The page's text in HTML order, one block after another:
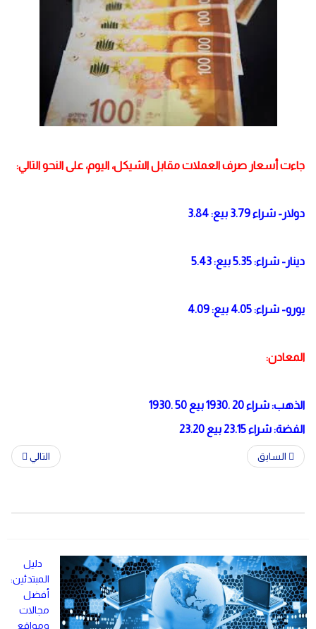
جاءت أسعار صرف العملات مقابل الشيكل، اليوم، على النحو التالي:
دولار- شراء 3.79 بيع: 3.84
دينار- شراء: 5.35 بيع: 5.43
يورو- شراء: 4.05 بيع: 4.09
المعادن:
الذهب: شراء 20 .1930 بيع 50 .1930
الفضة: شراء 23.15 بيع 23.20
السابق التالي
دليل
المبتدئين:
أفضل
مجالات
ومواقع